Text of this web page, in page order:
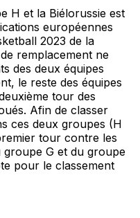
H et la Biélorussie est
européennes
2023 de la
remplacement ne
des deux équipes
le reste des équipes
tour des
Afin de classer
ces deux groupes (H
tour contre les
groupe G et du groupe
pour le classement